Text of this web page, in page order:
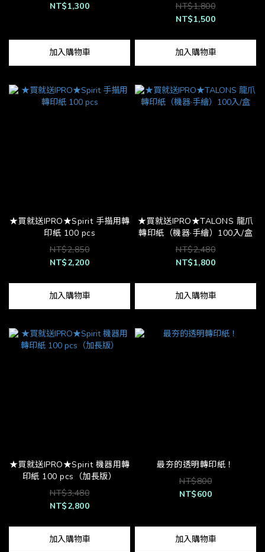
NT$1,300
加入購物車
NT$1,800
NT$1,500
加入購物車
★買就送IPRO★Spirit 手描用轉
印紙 100 pcs
NT$2,850
NT$2,200
加入購物車
★買就送IPRO★TALONS 龍爪
轉印紙（機器·手繪）100入/盒
NT$2,480
NT$1,800
加入購物車
★買就送IPRO★Spirit 機器用轉
印紙 100 pcs（加長版）
NT$3,480
NT$2,800
加入購物車
最夯的透明轉印紙！
NT$800
NT$600
加入購物車